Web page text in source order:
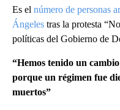
Es el número de personas
Ángeles tras la protesta
políticas del Gobierno de
“Hemos tenido un
porque un régimen fue
muertos”